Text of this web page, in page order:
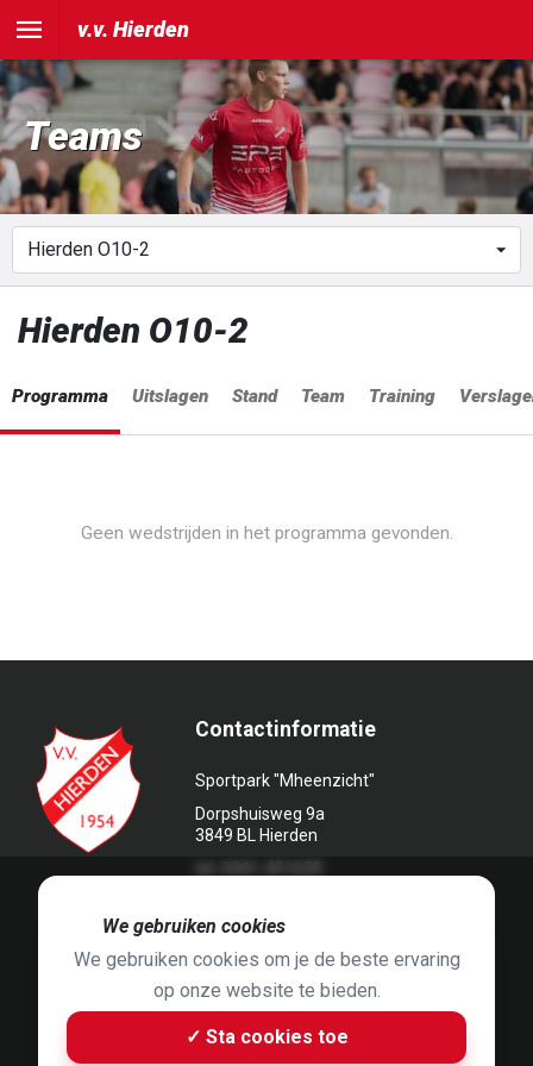
v.v. Hierden
Teams
Hierden O10-2
Programma Uitslagen Stand Team Training
Geen wedstrijden in het programma gevonden.
Contactinformatie
Sportpark "Mheenzicht"
Dorpshuisweg 9a
3849 BL Hierden
Jaap Hop & ontwerpen door
We gebruiken cookies
We gebruiken cookies om je de beste ervaring
op onze website te bieden.
✓ Sta cookies toe